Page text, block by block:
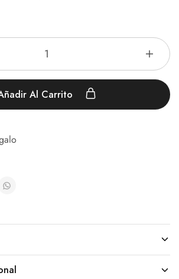
Al Carrito